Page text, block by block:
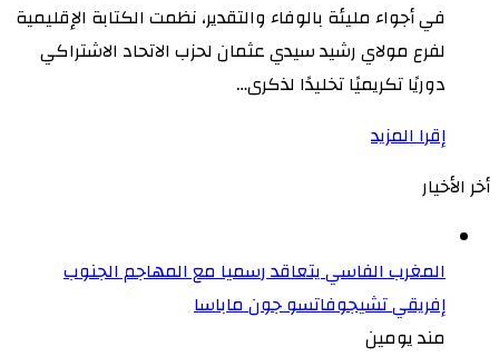
في أجواء مليئة بالوفاء والتقدير، نظمت الكتابة الإقليمية
لفرع مولاي رشيد سيدي عثمان لحزب الاتحاد الاشتراكي
دوريًا تكريميًا تخليدًا لذكرى…
إقرا المزيد
أخر الأخيار
المغرب الفاسي يتعاقد رسميا مع المهاجم الجنوب
إفريقي تشيجوفاتسو جون ماباسا
مند يومين